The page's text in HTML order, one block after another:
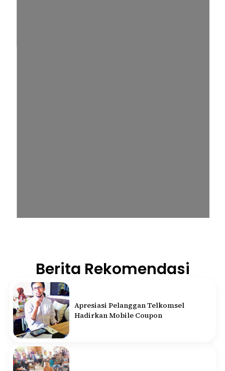
Berita Rekomendasi
Apresiasi Pelanggan Telkomsel
Hadirkan Mobile Coupon